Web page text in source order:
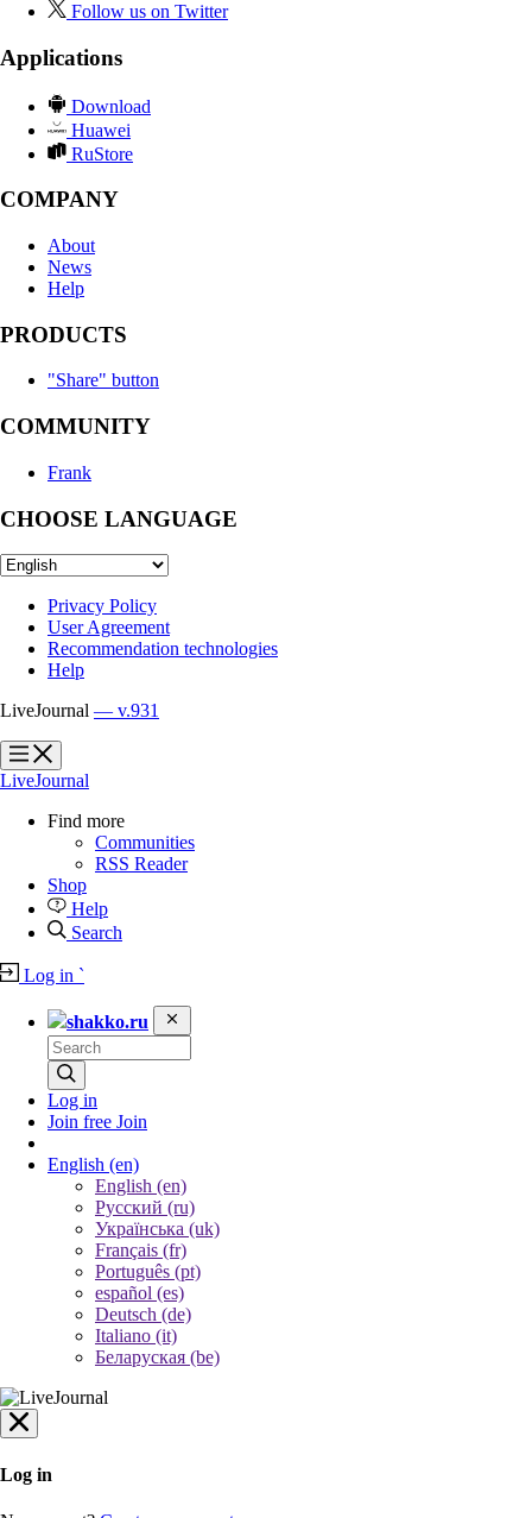
Follow us on Twitter
Applications
Download
Huawei
RuStore
COMPANY
About
News
Help
PRODUCTS
"Share" button
COMMUNITY
Frank
CHOOSE LANGUAGE
Privacy Policy
User Agreement
Recommendation technologies
Help
LiveJournal — v.931
?
?
LiveJournal
Find more
Communities
RSS Reader
Shop
Help
Search
Log in `
shakko.ru
Log in
Join free Join
English (en)
English (en)
Русский (ru)
Українська (uk)
Français (fr)
Português (pt)
español (es)
Deutsch (de)
Italiano (it)
Беларуская (be)
Log in